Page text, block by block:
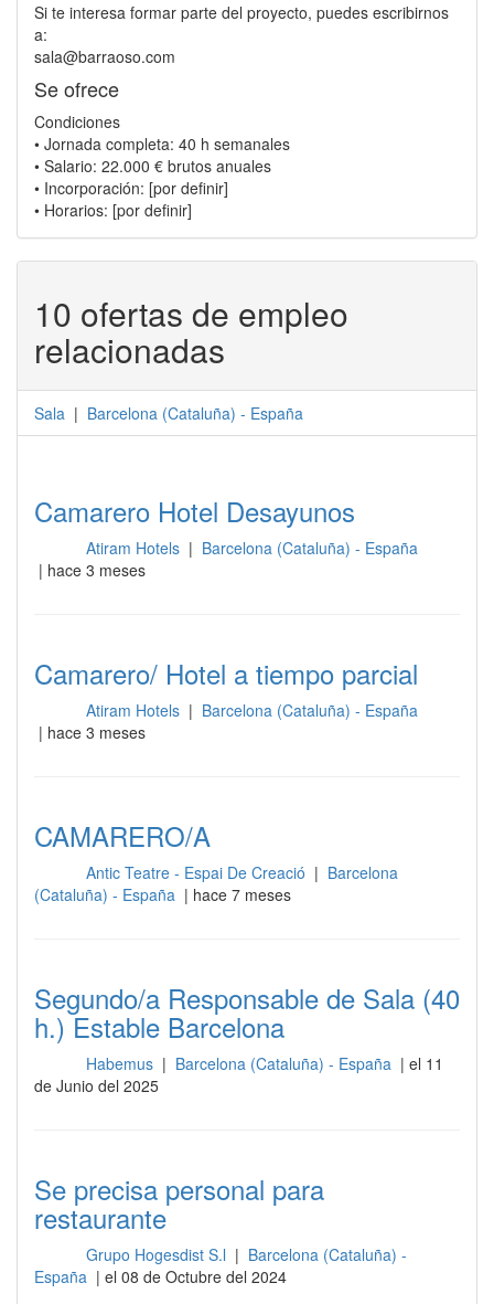
Si te interesa formar parte del proyecto, puedes escribirnos
a:
sala@barraoso.com
Se ofrece
Condiciones
• Jornada completa: 40 h semanales
• Salario: 22.000 € brutos anuales
• Incorporación: [por definir]
• Horarios: [por definir]
10 ofertas de empleo
relacionadas
Sala | Barcelona (Cataluña) - España
Camarero Hotel Desayunos
Atiram Hotels | Barcelona (Cataluña) - España
| hace 3 meses
Camarero/ Hotel a tiempo parcial
Atiram Hotels | Barcelona (Cataluña) - España
| hace 3 meses
CAMARERO/A
Antic Teatre - Espai De Creació | Barcelona
(Cataluña) - España | hace 7 meses
Segundo/a Responsable de Sala (40
h.) Estable Barcelona
Habemus | Barcelona (Cataluña) - España | el 11
de Junio del 2025
Se precisa personal para
restaurante
Grupo Hogesdist S.l | Barcelona (Cataluña) -
España | el 08 de Octubre del 2024